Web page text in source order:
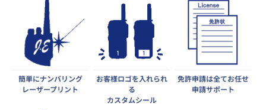
簡単にナンバリング
レーザープリント
お客様ロゴを入れられ
る
カスタムシール
免許申請は全てお任せ
申請サポート